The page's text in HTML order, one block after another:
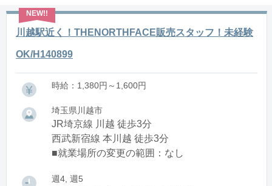
川越駅近く！THENORTHFACE販売スタッフ！未経験
OK/H140899
時給：1,380円～1,600円
埼玉県川越市
JR埼京線 川越 徒歩3分
西武新宿線 本川越 徒歩3分
■就業場所の変更の範囲：なし
週4, 週5